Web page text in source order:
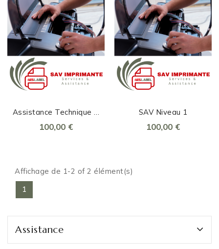
Assistance Technique À
Distance
100,00 €
SAV Niveau 1
100,00 €
Affichage de 1-2 of 2 élément(s)
1
Assistance